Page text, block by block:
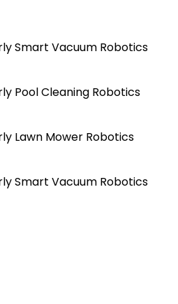
Smart Vacuum Robotics
Pool Cleaning Robotics
Lawn Mower Robotics
Smart Vacuum Robotics